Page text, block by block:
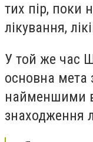
тих пір, поки
лікування,
У той же час
основна мета
найменшими
знаходження